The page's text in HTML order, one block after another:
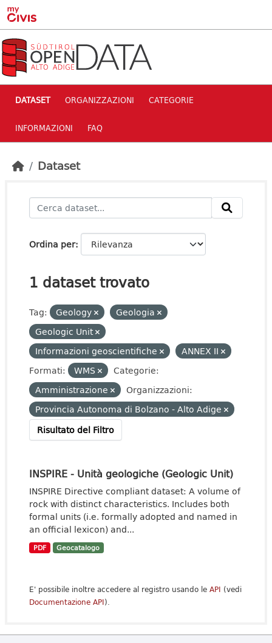
Skip to main content
DATASET ORGANIZZAZIONI CATEGORIE
INFORMAZIONI FAQ
Dataset
Ordina per
1 dataset trovato
Tag: Geology
Geologia
Geologic Unit
Informazioni geoscientifiche
ANNEX II
Formati:
WMS
Categorie:
Amministrazione
Organizzazioni:
Provincia Autonoma di Bolzano - Alto Adige
Risultato del Filtro
INSPIRE - Unità geologiche (Geologic Unit)
INSPIRE Directive compliant dataset: A volume of
rock with distinct characteristics. Includes both
formal units (i.e. formally adopted and named in
an official lexicon) and...
PDF Geocatalogo
E' possibile inoltre accedere al registro usando le API (vedi
Documentazione API).